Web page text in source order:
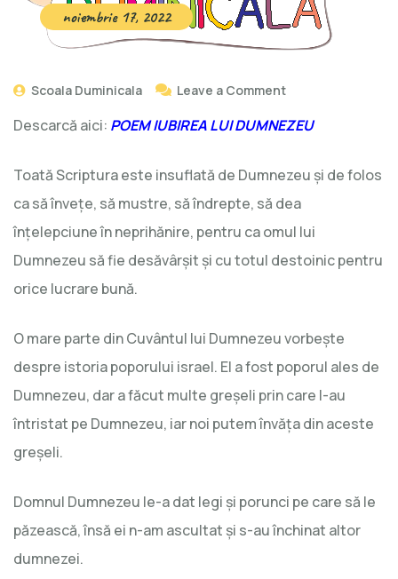
noiembrie 17, 2022
Scoala Duminicala Leave a Comment
Descarcă aici: POEM IUBIREA LUI DUMNEZEU
Toată Scriptura este insuflată de Dumnezeu și de folos
ca să învețe, să mustre, să îndrepte, să dea
înțelepciune în neprihănire, pentru ca omul lui
Dumnezeu să fie desăvârșit și cu totul destoinic pentru
orice lucrare bună.
O mare parte din Cuvântul lui Dumnezeu vorbește
despre istoria poporului israel. El a fost poporul ales de
Dumnezeu, dar a făcut multe greșeli prin care l-au
întristat pe Dumnezeu, iar noi putem învăța din aceste
greșeli.
Domnul Dumnezeu le-a dat legi și porunci pe care să le
păzească, însă ei n-am ascultat și s-au închinat altor
dumnezei.